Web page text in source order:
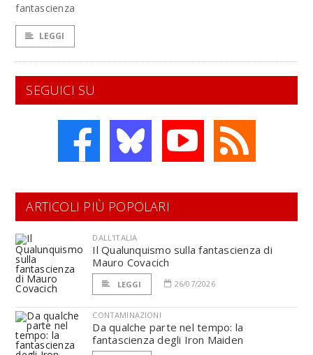
fantascienza
LEGGI
SEGUICI SU
ARTICOLI PIÙ POPOLARI
DALL'ITALIA
Il Qualunquismo sulla fantascienza di
Mauro Covacich
LEGGI 26/07/2026
CONTAMINAZIONI
Da qualche parte nel tempo: la
fantascienza degli Iron Maiden